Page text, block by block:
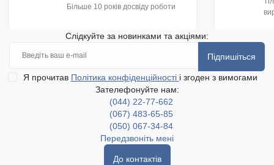
Більше 10 років досвіду роботи
Слідкуйте за новинками та акціями:
Підпишіться
Я прочитав Політика конфіденційності і згоден з вимогами
Зателефонуйте нам:
(044) 22-77-662
(067) 483-65-85
(050) 067-34-84
Передзвоніть мені
До контактів